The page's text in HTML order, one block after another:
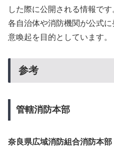
した際に公開される情報です
各自治体や消防機関が公式
意喚起を目的としています。
参考
管轄消防本部
奈良県広域消防組合消防本部